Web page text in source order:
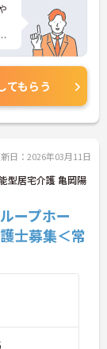
てもらう
日：2026年03月11日
型居宅介護 亀岡陽
ープホー
士募集＜常